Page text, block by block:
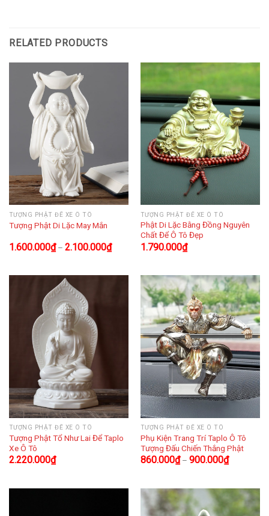
RELATED PRODUCTS
TƯỢNG PHẬT ĐỂ XE Ô TÔ
Tượng Phật Di Lặc May Mắn
1.600.000₫– 2.100.000₫
TƯỢNG PHẬT ĐỂ XE Ô TÔ
Phật Di Lặc Bằng Đồng Nguyên
Chất Để Ô Tô Đẹp
1.790.000₫
TƯỢNG PHẬT ĐỂ XE Ô TÔ
Tượng Phật Tổ Như Lai Để Taplo
Xe Ô Tô
2.220.000₫
TƯỢNG PHẬT ĐỂ XE Ô TÔ
Phụ Kiện Trang Trí Taplo Ô Tô
Tượng Đấu Chiến Thắng Phật
860.000₫– 900.000₫